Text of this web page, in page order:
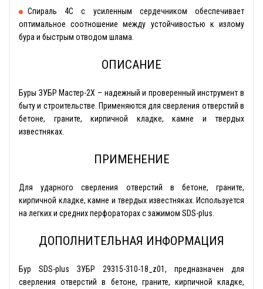
Спираль 4С с усиленным сердечником обеспечивает
оптимальное соотношение между устойчивостью к излому
бура и быстрым отводом шлама.
ОПИСАНИЕ
Буры ЗУБР Мастер-2Х – надежный и проверенный инструмент в
быту и строительстве. Применяются для сверления отверстий в
бетоне, граните, кирпичной кладке, камне и твердых
известняках.
ПРИМЕНЕНИЕ
Для ударного сверления отверстий в бетоне, граните,
кирпичной кладке, камне и твердых известняках. Используется
на легких и средних перфораторах с зажимом SDS-plus.
ДОПОЛНИТЕЛЬНАЯ ИНФОРМАЦИЯ
Бур SDS-plus ЗУБР 29315-310-18_z01, предназначен для
сверления отверстий в бетоне, граните, кирпичной кладке,